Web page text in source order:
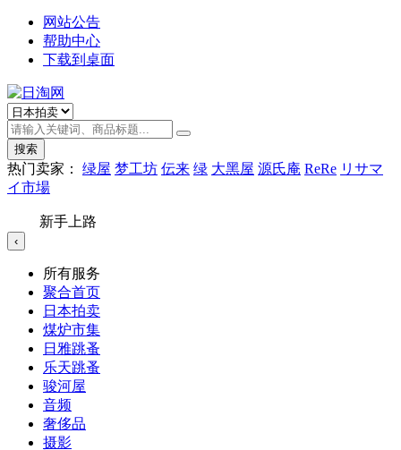
网站公告
帮助中心
下载到桌面
搜索
热门卖家： 绿屋 梦工坊 伝来 绿 大黑屋 源氏庵 ReRe リサマ
イ市場
新手上路
‹
所有服务
聚合首页
日本拍卖
煤炉市集
日雅跳蚤
乐天跳蚤
骏河屋
音频
奢侈品
摄影